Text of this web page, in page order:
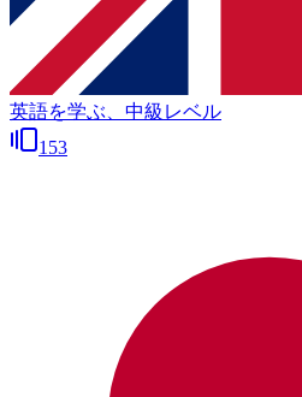
英語を学ぶ、中級レベル
153